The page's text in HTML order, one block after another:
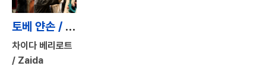
토베 얀손 / Tove
차이다 베리로트
/ Zaida